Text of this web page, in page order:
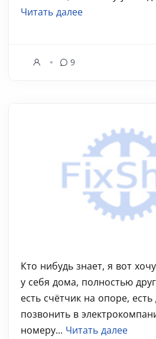
Читать далее
9
Кто нибудь знает, я вот
у себя дома, полностью
есть счётчик на опоре,
позвонить в
номеру... Читать далее